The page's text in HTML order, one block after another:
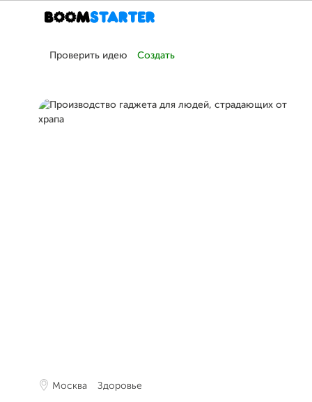
Проверить идею Создать
Москва Здоровье